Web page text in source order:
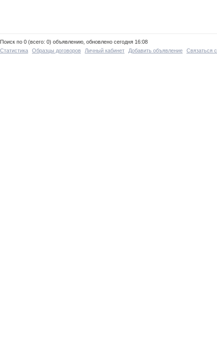
Поиск по 0 (всего: 0) объявлению, обновлено сегодня 16:08
Статистика
Образцы договоров Личный кабинет Добавить объявление Связаться